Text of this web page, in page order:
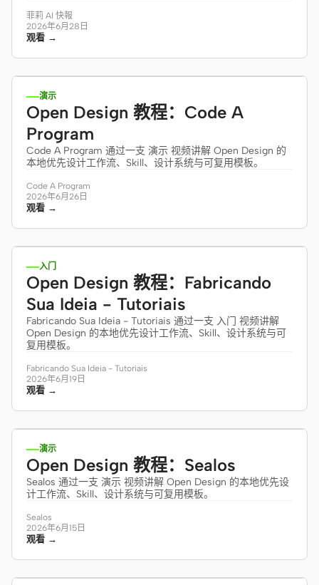
AI 原型生成器
设计转代码
模板 技能
博客 客户故事
教程 比较
下载桌面端
版主
Discord Discussions
菲莉 AI 快報
2026年6月28日
观看 →
8:06
演示
Open Design 教程：Code A
Program
Code A Program 通过一支 演示 视频讲解 Open Design 的
本地优先设计工作流、Skill、设计系统与可复用模板。
Code A Program
2026年6月26日
观看 →
12:38
入门
Open Design 教程：Fabricando
Sua Ideia - Tutoriais
Fabricando Sua Ideia - Tutoriais 通过一支 入门 视频讲解
Open Design 的本地优先设计工作流、Skill、设计系统与可
复用模板。
Fabricando Sua Ideia - Tutoriais
2026年6月19日
观看 →
3:59
演示
Open Design 教程：Sealos
Sealos 通过一支 演示 视频讲解 Open Design 的本地优先设
计工作流、Skill、设计系统与可复用模板。
Sealos
2026年6月15日
观看 →
1:04